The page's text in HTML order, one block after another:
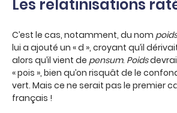
Les relatinisations
C’est le cas, notamment, du nom poids
lui a ajouté un « d », croyant qu’il
alors qu’il vient de pensum. Poids
« pois », bien qu’on risquât de le
vert. Mais ce ne serait pas le premier
français !